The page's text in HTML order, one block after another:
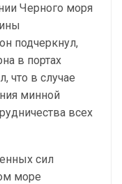
Черного моря
подчеркнул,
в портах
что в случае
минной
всех
сил
море